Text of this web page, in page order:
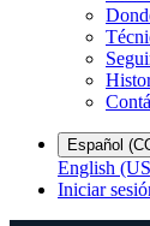
Español
English
Iniciar